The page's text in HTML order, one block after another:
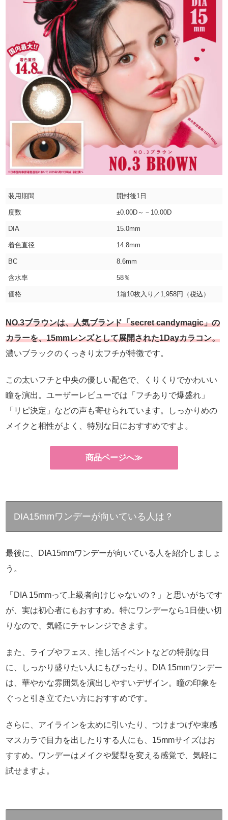
装用期間 開封後1日
度数 ±0.00D～－10.00D
DIA 15.0mm
着色直径 14.8mm
BC 8.6mm
含水率 58％
価格 1箱10枚入り／1,958円（税込）
NO.3ブラウンは、人気ブランド「secret candymagic」の
カラーを、15mmレンズとして展開された1Dayカラコン。
濃いブラックのくっきり太フチが特徴です。
この太いフチと中央の優しい配色で、くりくりでかわいい
瞳を演出。ユーザーレビューでは「フチありで爆盛れ」
「リピ決定」などの声も寄せられています。しっかりめの
メイクと相性がよく、特別な日におすすめですよ。
商品ページへ≫
DIA15mmワンデーが向いている人は？
最後に、DIA15mmワンデーが向いている人を紹介しましょ
う。
「DIA 15mmって上級者向けじゃないの？」と思いがちです
が、実は初心者にもおすすめ。特にワンデーなら1日使い切
りなので、気軽にチャレンジできます。
また、ライブやフェス、推し活イベントなどの特別な日
に、しっかり盛りたい人にもぴったり。DIA 15mmワンデー
は、華やかな雰囲気を演出しやすいデザイン。瞳の印象を
ぐっと引き立てたい方におすすめです。
さらに、アイラインを太めに引いたり、つけまつげや束感
マスカラで目力を出したりする人にも、15mmサイズはお
すすめ。ワンデーはメイクや髪型を変える感覚で、気軽に
試せますよ。